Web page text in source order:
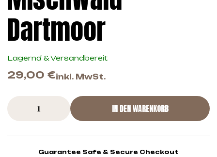
Dartmoor
Lagernd & Versandbereit
29,00 €inkl. MwSt.
IN DEN WARENKORB
Guarantee Safe & Secure Checkout